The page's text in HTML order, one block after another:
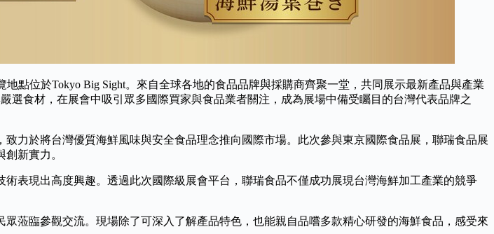
地點位於Tokyo Big Sight。來自全球各地的食品品牌與採購商齊聚一堂，共同展示最新產品與產業
選食材，在展會中吸引眾多國際買家與食品業者關注，成為展場中備受矚目的台灣代表品牌之
力於將台灣優質海鮮風味與安全食品理念推向國際市場。此次參與東京國際食品展，聯瑞食品展
新實力。
表現出高度興趣。透過此次國際級展會平台，聯瑞食品不僅成功展現台灣海鮮加工產業的競爭
眾蒞臨參觀交流。現場除了可深入了解產品特色，也能親自品嚐多款精心研發的海鮮食品，感受來